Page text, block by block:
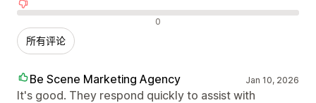
差评 0
所有评论
Be Scene Marketing Agency Jan 10, 2026
It's good. They respond quickly to assist with